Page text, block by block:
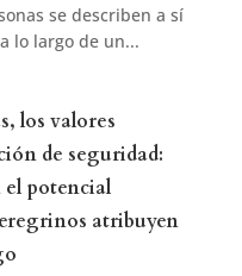
se describen a sí
lo largo de un...
los valores
de seguridad:
el potencial
atribuyen